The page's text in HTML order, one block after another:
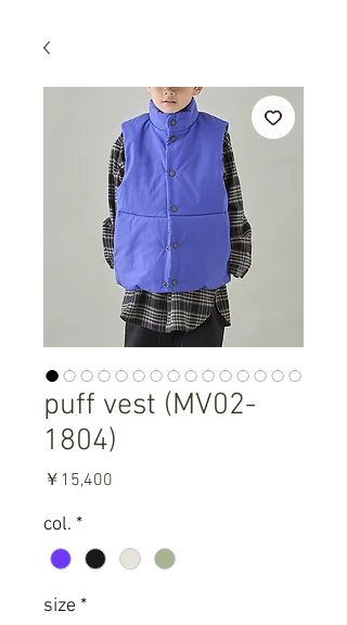
puff vest (MV02-
1804)
￥15,400
col. *
size *